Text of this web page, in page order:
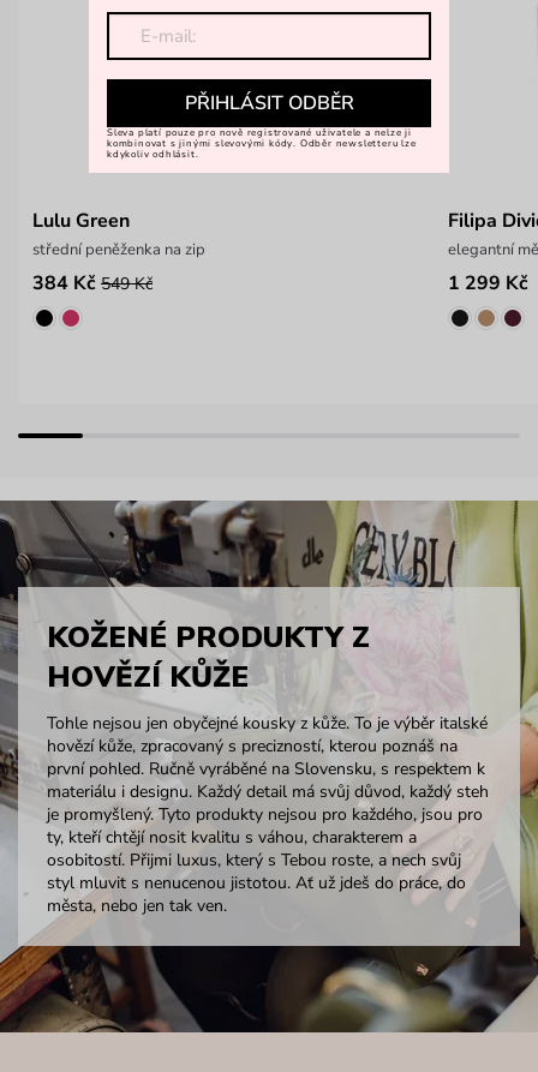
Lulu Green
střední peněženka na zip
384 Kč 549 Kč
Filipa
elegantní
1 299 Kč
KOŽENÉ PRODUKTY Z
HOVĚZÍ KŮŽE
Tohle nejsou jen obyčejné kousky z kůže. To je výběr italské
hovězí kůže, zpracovaný s precizností, kterou poznáš na
první pohled. Ručně vyráběné na Slovensku, s respektem k
materiálu i designu. Každý detail má svůj důvod, každý steh
je promyšlený. Tyto produkty nejsou pro každého, jsou pro
ty, kteří chtějí nosit kvalitu s váhou, charakterem a
osobitostí. Přijmi luxus, který s Tebou roste, a nech svůj
styl mluvit s nenucenou jistotou. Ať už jdeš do práce, do
města, nebo jen tak ven.
PŘIHLÁSIT ODBĚR
Sleva platí pouze pro nově registrované uživatele a nelze ji
kombinovat s jinými slevovými kódy. Odběr newsletteru lze
kdykoliv odhlásit.